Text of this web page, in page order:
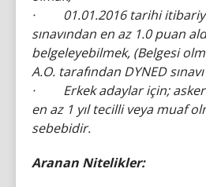
· 01.01.2016 tarihi
sınavından en az 1.0 puan
belgeleyebilmek, (Belgesi
A.O. tarafından DYNED
· Erkek adaylar için;
en az 1 yıl tecilli veya muaf
sebebidir.
Aranan Nitelikler: